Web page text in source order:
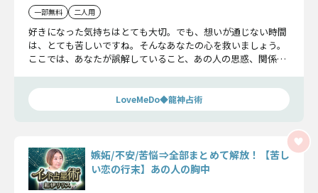
一部無料 二人用
好きになった気持ちはとても大切。でも、想いが通じない時間
は、とても苦しいですね。そんなあなたの心を救いましょう。
ここでは、あなたが誤解していること、あの人の思惑、関係が
く伝えます。この片想い、諦めるのはまだ早いでしょう。あな
たを幸せに導きます。LoveMeDo◆龍神占術
嫉妬/不安/苦悩⇒全部まとめて解放！【苦し
い恋の行末】あの人の胸中